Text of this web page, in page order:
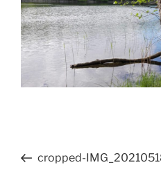
Vorheriger
cropped-